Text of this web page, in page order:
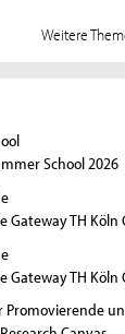
Weitere
School 2026
Gateway TH Köln
Gateway TH
Promovierende